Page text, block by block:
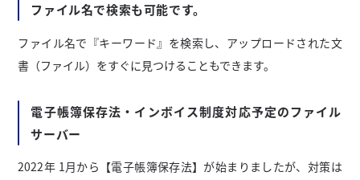
ファイル名で検索も可能です。
ファイル名で『キーワード』を検索し、アップロードされた文
書（ファイル）をすぐに見つけることもできます。
電子帳簿保存法・インボイス制度対応予定のファイル
サーバー
2022年 1月から【電子帳簿保存法】が始まりましたが、対策は